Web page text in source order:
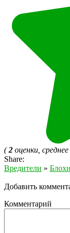
(2 оценки, среднее
Share:
Вредители » Блохи
Добавить
Комментарий